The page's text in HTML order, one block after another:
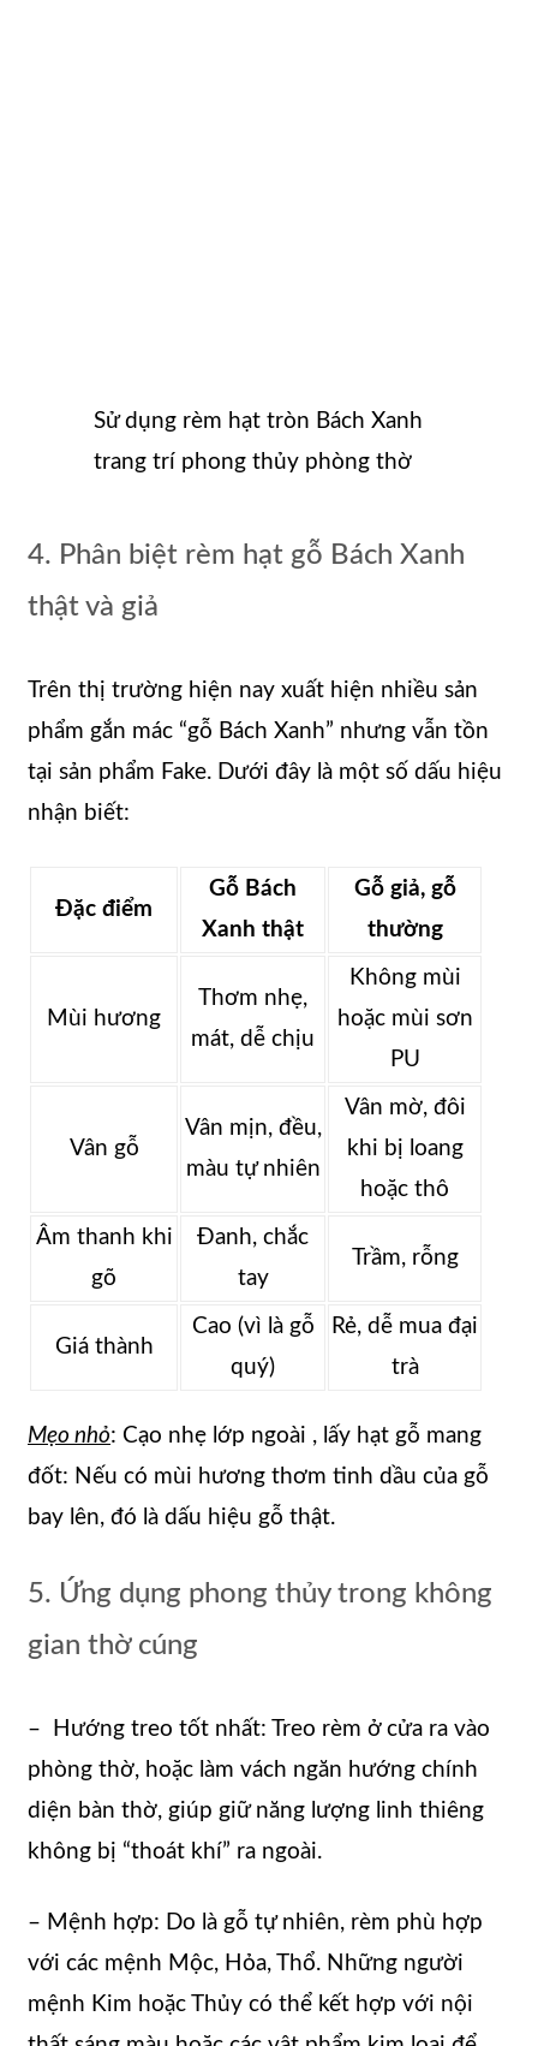
Sử dụng rèm hạt tròn Bách Xanh
trang trí phong thủy phòng thờ
4. Phân biệt rèm hạt gỗ Bách Xanh
thật và giả
Trên thị trường hiện nay xuất hiện nhiều sản
phẩm gắn mác “gỗ Bách Xanh” nhưng vẫn tồn
tại sản phẩm Fake. Dưới đây là một số dấu hiệu
nhận biết:
Đặc điểm
Gỗ Bách
Xanh thật
Gỗ giả, gỗ
thường
Mùi hương
Thơm nhẹ,
mát, dễ chịu
Không mùi
hoặc mùi sơn
PU
Vân gỗ
Vân mịn, đều,
màu tự nhiên
Vân mờ, đôi
khi bị loang
hoặc thô
Âm thanh khi
gõ
Đanh, chắc
tay
Trầm, rỗng
Giá thành
Cao (vì là gỗ
quý)
Rẻ, dễ mua đại
trà
Mẹo nhỏ: Cạo nhẹ lớp ngoài , lấy hạt gỗ mang
đốt: Nếu có mùi hương thơm tinh dầu của gỗ
bay lên, đó là dấu hiệu gỗ thật.
5. Ứng dụng phong thủy trong không
gian thờ cúng
– Hướng treo tốt nhất: Treo rèm ở cửa ra vào
phòng thờ, hoặc làm vách ngăn hướng chính
diện bàn thờ, giúp giữ năng lượng linh thiêng
không bị “thoát khí” ra ngoài.
– Mệnh hợp: Do là gỗ tự nhiên, rèm phù hợp
với các mệnh Mộc, Hỏa, Thổ. Những người
mệnh Kim hoặc Thủy có thể kết hợp với nội